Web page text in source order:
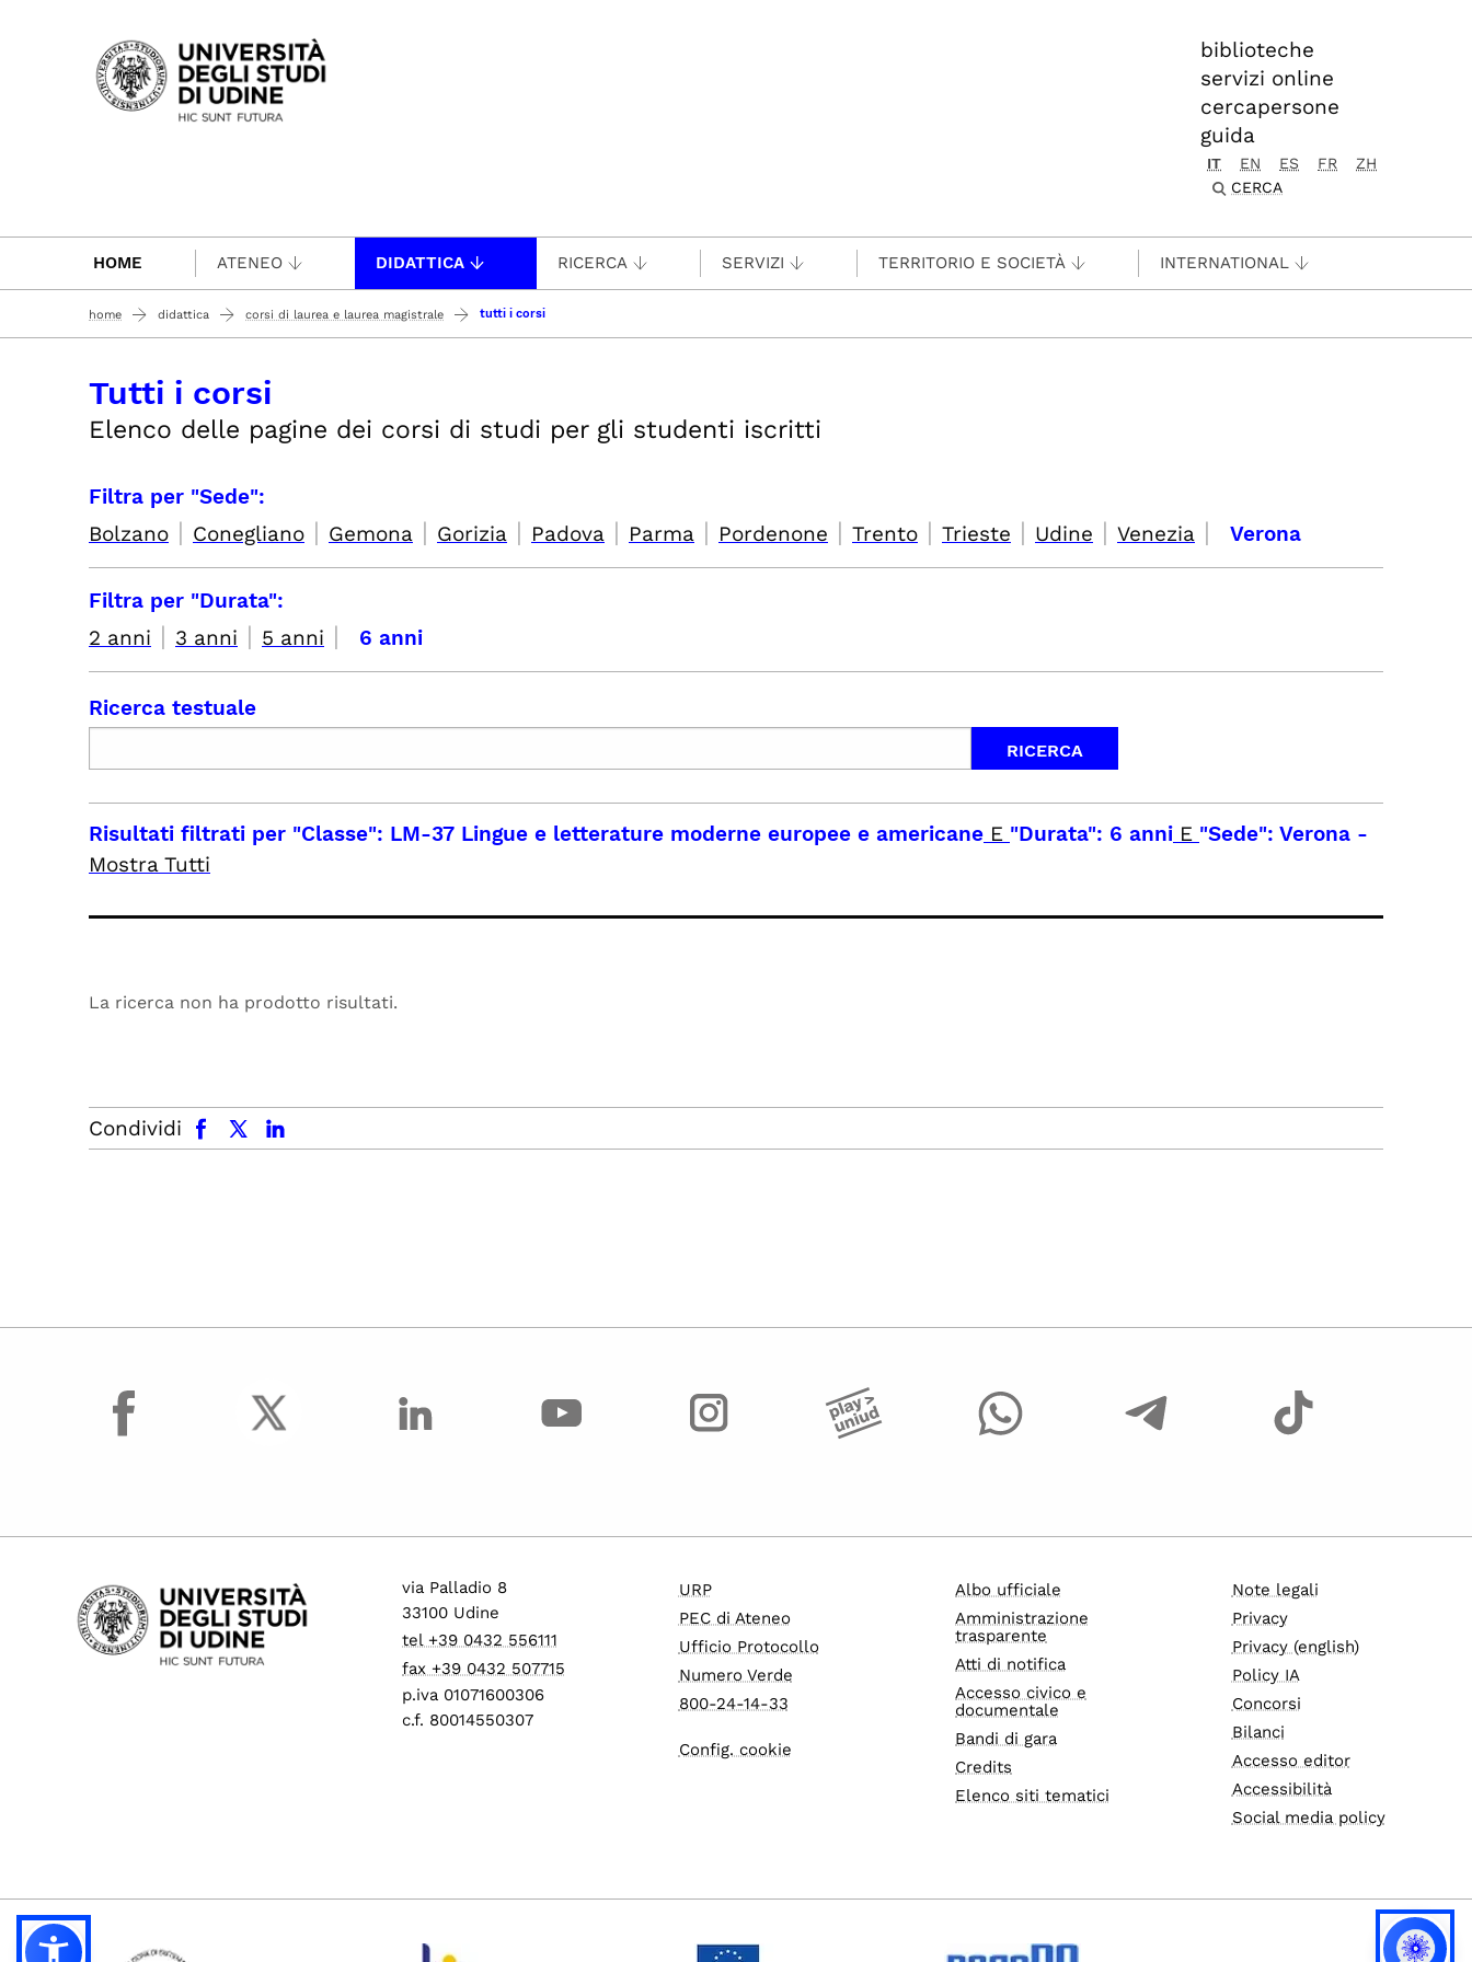
Passa al contenuto principale
biblioteche
servizi online
cercapersone
guida
IT EN ES FR
ZH
CERCA
HOME ATENEO DIDATTICA RICERCA SERVIZI TERRITORIO E SOCIETÀ INTERNATIONAL
home didattica corsi di laurea e laurea magistrale tutti i corsi
Tutti i corsi
Elenco delle pagine dei corsi di studi per gli studenti iscritti
Filtra per "Sede":
Bolzano | Conegliano | Gemona | Gorizia | Padova | Parma | Pordenone | Trento | Trieste | Udine | Venezia | Verona
Filtra per "Durata":
2 anni | 3 anni | 5 anni | 6 anni
Ricerca testuale
Risultati filtrati per "Classe": LM-37 Lingue e letterature moderne europee e americane E "Durata": 6 anni E "Sede": Verona -
Mostra Tutti
La ricerca non ha prodotto risultati.
Condividi
facebook x.com linkedin
facebook
via Palladio 8
33100 Udine
tel +39 0432 556111
fax +39 0432 507715
p.iva 01071600306
c.f. 80014550307
URP
PEC di Ateneo
Ufficio Protocollo
Numero Verde
800-24-14-33
Config. cookie
Albo ufficiale
Amministrazione
trasparente
Atti di notifica
Accesso civico e
documentale
Bandi di gara
Credits
Elenco siti tematici
Note legali
Privacy
Privacy (english)
Policy IA
Concorsi
Bilanci
Accesso editor
Accessibilità
Social media policy